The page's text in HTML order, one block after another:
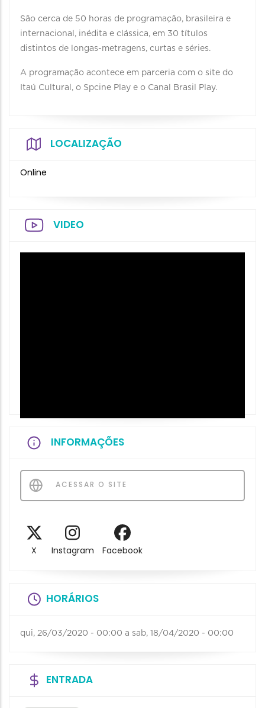
São cerca de 50 horas de programação, brasileira e
internacional, inédita e clássica, em 30 títulos
distintos de longas-metragens, curtas e séries.
A programação acontece em parceria com o site do
Itaú Cultural, o Spcine Play e o Canal Brasil Play.
LOCALIZAÇÃO
Online
VIDEO
INFORMAÇÕES
ACESSAR O SITE
X Instagram Facebook
HORÁRIOS
qui, 26/03/2020 - 00:00 a sab, 18/04/2020 - 00:00
ENTRADA